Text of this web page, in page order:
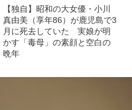
【独自】昭和の大女優・小川
真由美（享年86）が鹿児島で3
月に死去していた 実娘が明
かす「毒母」の素顔と空白の
晩年